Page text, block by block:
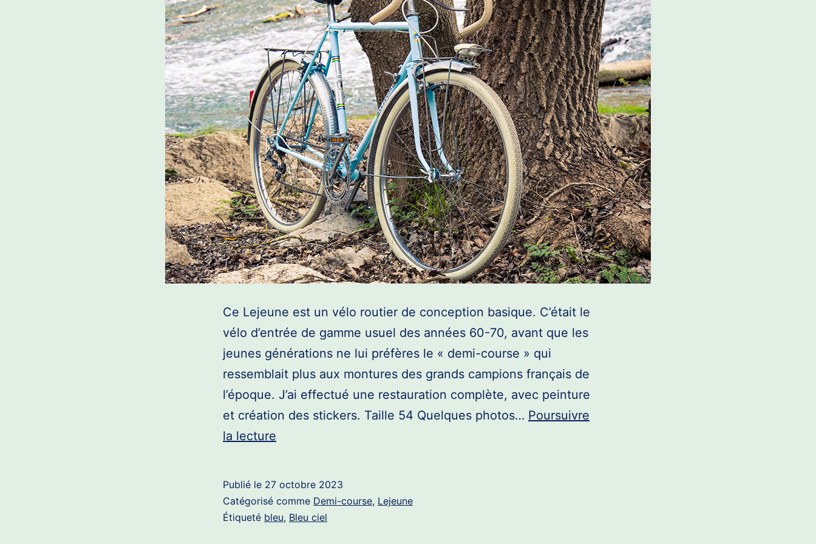
Ce Lejeune est un vélo routier de conception basique. C’était le
vélo d’entrée de gamme usuel des années 60-70, avant que les
jeunes générations ne lui préfères le « demi-course » qui
ressemblait plus aux montures des grands campions français de
l’époque. J’ai effectué une restauration complète, avec peinture
et création des stickers. Taille 54 Quelques photos… Poursuivre
la lecture
Vendu
Publié le 27 octobre 2023
Catégorisé comme Demi-course, Lejeune
Étiqueté bleu, Bleu ciel